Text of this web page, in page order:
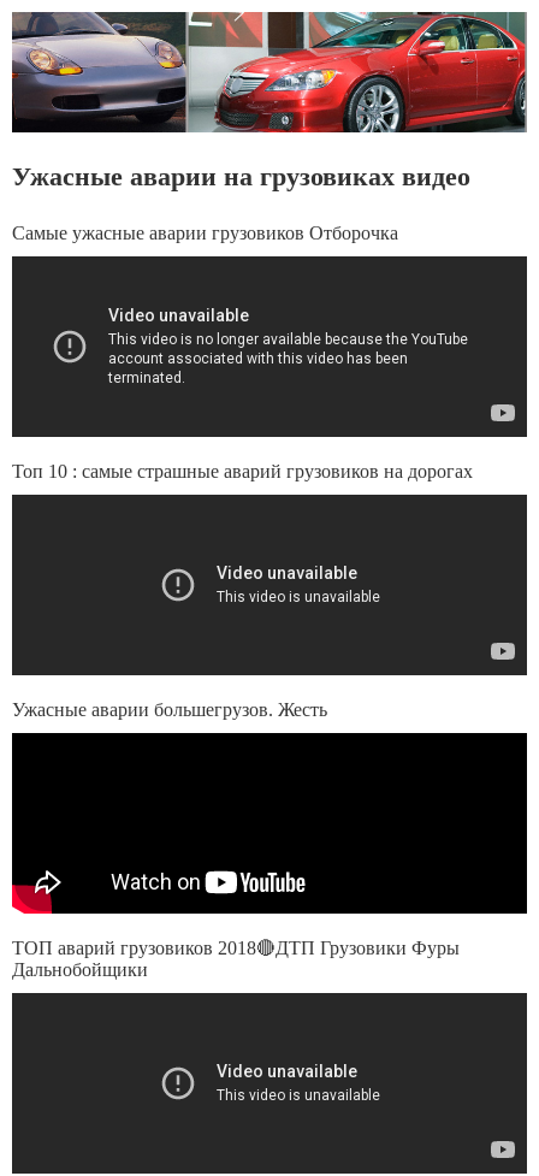
Ужасные аварии на грузовиках видео
Самые ужасные аварии грузовиков Отборочка
Топ 10 : самые страшные аварий грузовиков на дорогах
Ужасные аварии большегрузов. Жесть
ТОП аварий грузовиков 2018🔴ДТП Грузовики Фуры
Дальнобойщики